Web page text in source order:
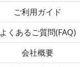
ご利用ガイド
よくあるご質問(FAQ)
会社概要